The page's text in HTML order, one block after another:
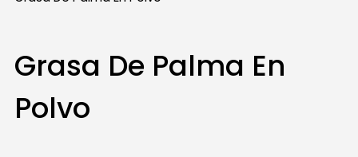
Grasa De Palma En
Polvo